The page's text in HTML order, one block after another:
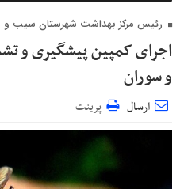
رئیس مرکز بهداشت شهرستان سیب و
اجرای کمپین پیشگیری و
و سوران
ارسال پرینت